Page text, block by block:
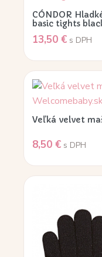
CÓNDOR
basic tights
13,50 € s DPH
Veľká velvet
8,50 € s DPH